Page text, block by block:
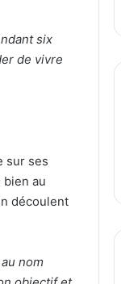
six
de vivre
sur ses
bien au
découlent
nom